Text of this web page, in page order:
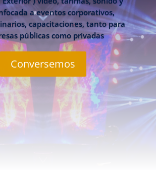
a eventos corporativos,
capacitaciones, tanto para
públicas como privadas
Conversemos